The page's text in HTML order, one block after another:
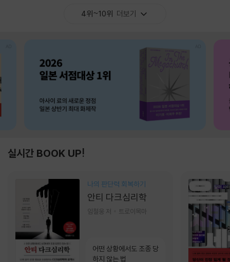
4위~10위 더보기
실시간 BOOK UP!
나의 판단력 회복하기
안티 다크심리학
임철웅 저 트로이목마
어떤 상황에서도 조종 당
하지 않는 법